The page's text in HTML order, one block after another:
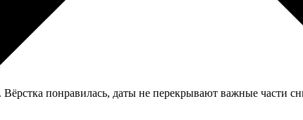
понравилась, даты не перекрывают важные части